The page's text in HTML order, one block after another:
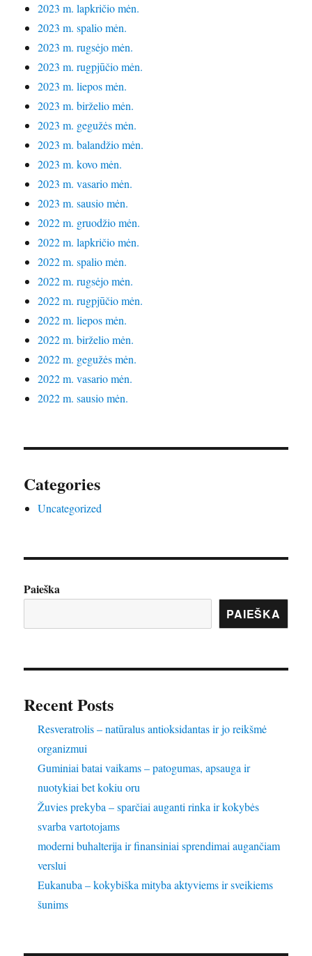
2023 m. lapkričio mėn.
2023 m. spalio mėn.
2023 m. rugsėjo mėn.
2023 m. rugpjūčio mėn.
2023 m. liepos mėn.
2023 m. birželio mėn.
2023 m. gegužės mėn.
2023 m. balandžio mėn.
2023 m. kovo mėn.
2023 m. vasario mėn.
2023 m. sausio mėn.
2022 m. gruodžio mėn.
2022 m. lapkričio mėn.
2022 m. spalio mėn.
2022 m. rugsėjo mėn.
2022 m. rugpjūčio mėn.
2022 m. liepos mėn.
2022 m. birželio mėn.
2022 m. gegužės mėn.
2022 m. vasario mėn.
2022 m. sausio mėn.
Categories
Uncategorized
Paieška
PAIEŠKA
Recent Posts
Resveratrolis – natūralus antioksidantas ir jo reikšmė
organizmui
Guminiai batai vaikams – patogumas, apsauga ir
nuotykiai bet kokiu oru
Žuvies prekyba – sparčiai auganti rinka ir kokybės
svarba vartotojams
moderni buhalterija ir finansiniai sprendimai augančiam
verslui
Eukanuba – kokybiška mityba aktyviems ir sveikiems
šunims